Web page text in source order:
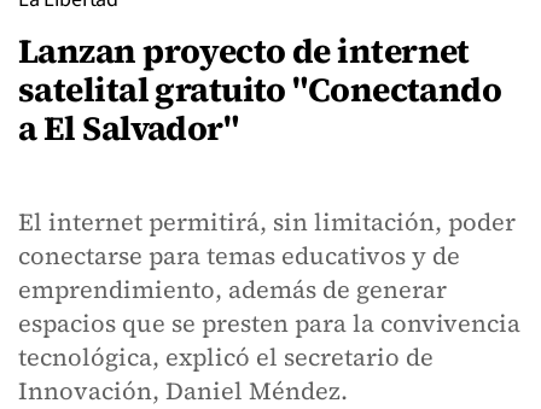
Lanzan proyecto de internet
satelital gratuito "Conectando
a El Salvador"
El internet permitirá, sin limitación, poder
conectarse para temas educativos y de
emprendimiento, además de generar
espacios que se presten para la convivencia
tecnológica, explicó el secretario de
Innovación, Daniel Méndez.